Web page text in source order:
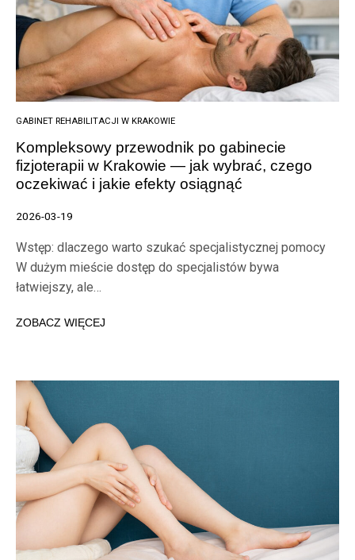
GABINET REHABILITACJI W KRAKOWIE
Kompleksowy przewodnik po gabinecie
fizjoterapii w Krakowie — jak wybrać, czego
oczekiwać i jakie efekty osiągnąć
2026-03-19
Wstęp: dlaczego warto szukać specjalistycznej pomocy
W dużym mieście dostęp do specjalistów bywa
łatwiejszy, ale…
ZOBACZ WIĘCEJ